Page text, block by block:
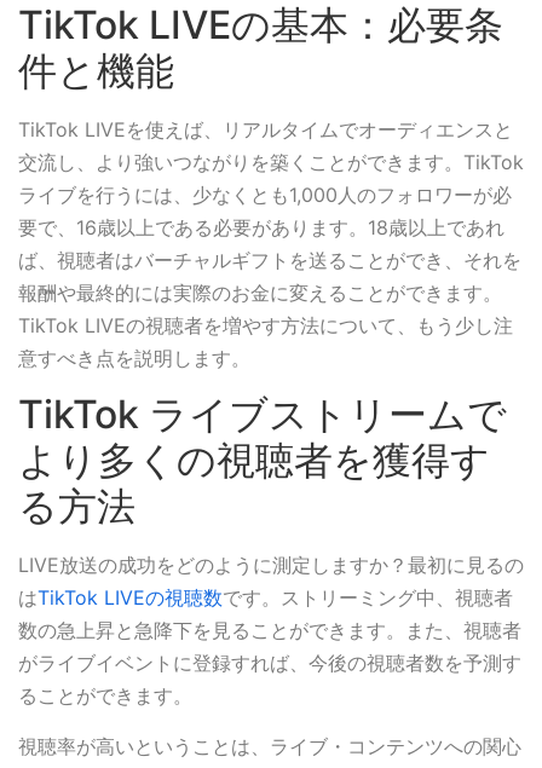
TikTok LIVEの基本：必要条
件と機能
TikTok LIVEを使えば、リアルタイムでオーディエンスと
交流し、より強いつながりを築くことができます。TikTok
ライブを行うには、少なくとも1,000人のフォロワーが必
要で、16歳以上である必要があります。18歳以上であれ
ば、視聴者はバーチャルギフトを送ることができ、それを
報酬や最終的には実際のお金に変えることができます。
TikTok LIVEの視聴者を増やす方法について、もう少し注
意すべき点を説明します。
TikTok ライブストリームで
より多くの視聴者を獲得す
る方法
LIVE放送の成功をどのように測定しますか？最初に見るの
はTikTok LIVEの視聴数です。ストリーミング中、視聴者
数の急上昇と急降下を見ることができます。また、視聴者
がライブイベントに登録すれば、今後の視聴者数を予測す
ることができます。
視聴率が高いということは、ライブ・コンテンツへの関心